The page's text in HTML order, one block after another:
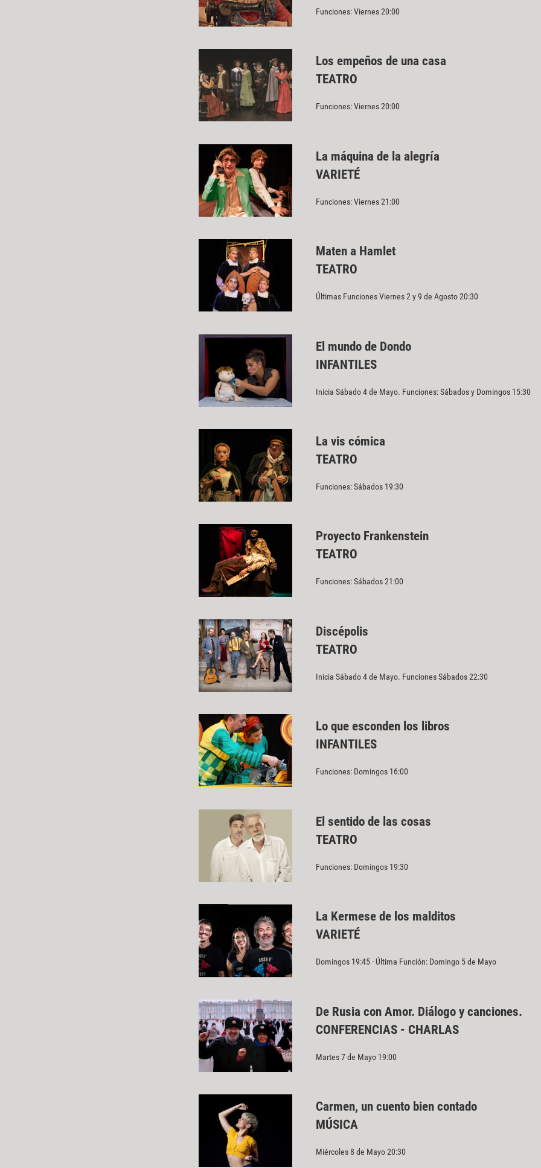
Funciones: Viernes 20:00
Los empeños de una casa
TEATRO
Funciones: Viernes 20:00
La máquina de la alegría
VARIETÉ
Funciones: Viernes 21:00
Maten a Hamlet
TEATRO
Últimas Funciones Viernes 2 y 9 de Agosto 20:30
El mundo de Dondo
INFANTILES
Inicia Sábado 4 de Mayo. Funciones: Sábados y Domingos 15:30
La vis cómica
TEATRO
Funciones: Sábados 19:30
Proyecto Frankenstein
TEATRO
Funciones: Sábados 21:00
Discépolis
TEATRO
Inicia Sábado 4 de Mayo. Funciones Sábados 22:30
Lo que esconden los libros
INFANTILES
Funciones: Domingos 16:00
El sentido de las cosas
TEATRO
Funciones: Domingos 19:30
La Kermese de los malditos
VARIETÉ
Domingos 19:45 - Última Función: Domingo 5 de Mayo
De Rusia con Amor. Diálogo y canciones.
CONFERENCIAS - CHARLAS
Martes 7 de Mayo 19:00
Carmen, un cuento bien contado
MÚSICA
Miércoles 8 de Mayo 20:30